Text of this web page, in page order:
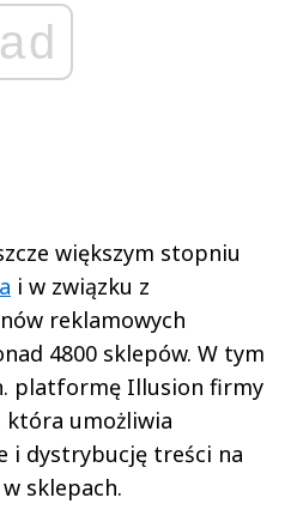
ad
większym stopniu
i w związku z
reklamowych
4800 sklepów. W tym
platformę Illusion firmy
która umożliwia
i dystrybucję treści na
sklepach.